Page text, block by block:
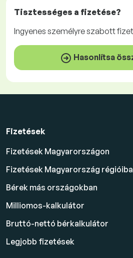
Tisztességes a fizetése?
Ingyenes személyre szabott
Hasonlítsa
Fizetések
Fizetések Magyarországon
Fizetések Magyarország
Bérek más országokban
Milliomos-kalkulátor
Bruttó-nettó bérkalkulátor
Legjobb fizetések